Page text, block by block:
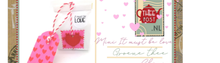
Shop-in-Shop
Tisanes (Rooibos, Kruiden &
Specerijen)